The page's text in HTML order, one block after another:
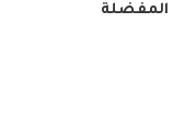
المفضلة